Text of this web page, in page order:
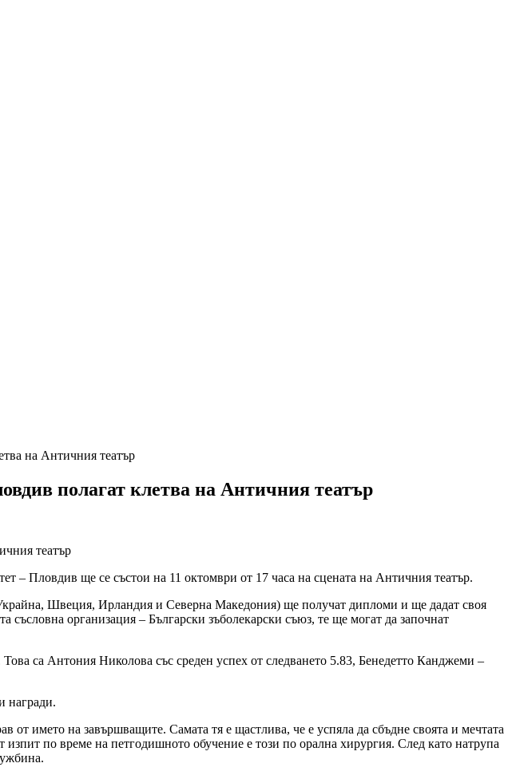
на Античния театър
полагат клетва на Античния театър
– Пловдив ще се състои на 11 октомври от 17 часа на сцената на Античния театър.
Швеция, Ирландия и Северна Македония) ще получат дипломи и ще дадат своя
организация – Български зъболекарски съюз, те ще могат да започнат
са Антония Николова със среден успех от следването 5.83, Бенедетто Канджеми –
награди.
името на завършващите. Самата тя е щастлива, че е успяла да сбъдне своята и мечтата
по време на петгодишното обучение е този по орална хирургия. След като натрупа